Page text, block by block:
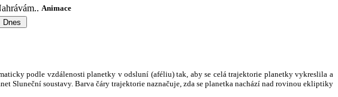
Animace
podle vzdálenosti planetky v odsluní (aféliu) tak, aby se celá trajektorie planetky vykreslila a
Sluneční soustavy. Barva čáry trajektorie naznačuje, zda se planetka nachází nad rovinou ekliptiky